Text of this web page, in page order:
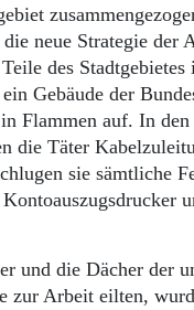
neue Strategie der
des
Gebäude der
Flammen auf. In
die Täter
sie sämtliche
und die Dächer der
zur Arbeit eilten,